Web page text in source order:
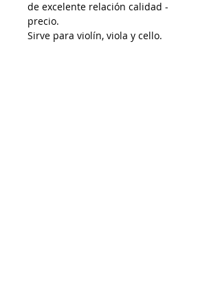
de excelente relación calidad -
precio.
Sirve para violín, viola y cello.